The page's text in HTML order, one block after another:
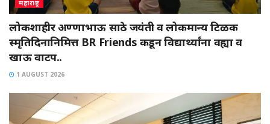
महाराष्ट्र
लोकशाहीर अण्णाभाऊ साठे जयंती व लोकमान्य टिळक
स्मृतिदिनानिमित्त BR Friends कडून विद्यार्थ्यांना वह्या व
खाऊ वाटप..
1 AUGUST 2026